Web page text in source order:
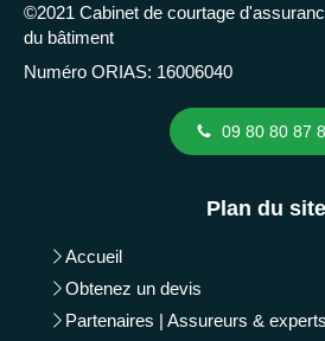
©2021 Cabinet de courtage
du bâtiment
Numéro ORIAS: 16006040
09 80 80 87
Plan du site
Accueil
Obtenez un devis
Partenaires | Assureurs &